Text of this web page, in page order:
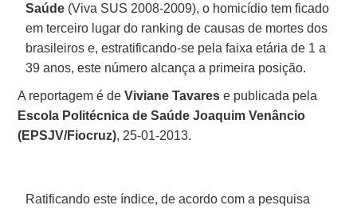
Saúde (Viva SUS 2008-2009), o homicídio tem ficado
em terceiro lugar do ranking de causas de mortes dos
brasileiros e, estratificando-se pela faixa etária de 1 a
39 anos, este número alcança a primeira posição.
A reportagem é deViviane Tavares e publicada pela
Escola Politécnica de Saúde Joaquim Venâncio
(EPSJV/Fiocruz), 25-01-2013.
Ratificando este índice, de acordo com a pesquisa